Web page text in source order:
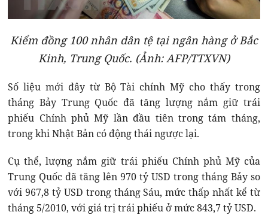
Kiểm đồng 100 nhân dân tệ tại ngân hàng ở Bắc
Kinh, Trung Quốc. (Ảnh: AFP/TTXVN)
Số liệu mới đây từ Bộ Tài chính Mỹ cho thấy trong
tháng Bảy Trung Quốc đã tăng lượng nắm giữ trái
phiếu Chính phủ Mỹ lần đầu tiên trong tám tháng,
trong khi Nhật Bản có động thái ngược lại.
Cụ thể, lượng nắm giữ trái phiếu Chính phủ Mỹ của
Trung Quốc đã tăng lên 970 tỷ USD trong tháng Bảy so
với 967,8 tỷ USD trong tháng Sáu, mức thấp nhất kể từ
tháng 5/2010, với giá trị trái phiếu ở mức 843,7 tỷ USD.